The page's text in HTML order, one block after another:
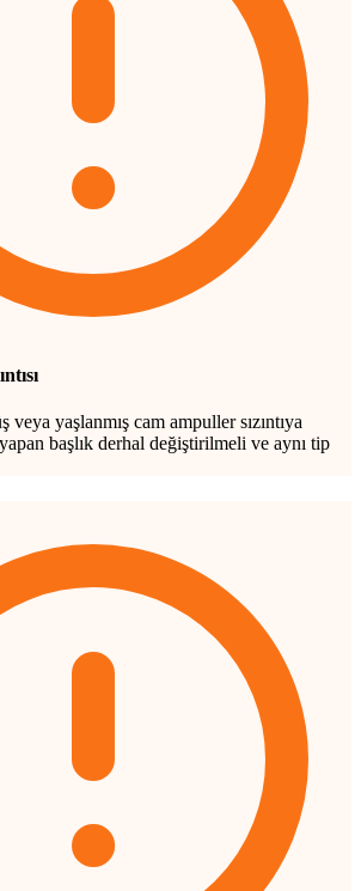
veya yaşlanmış cam ampuller sızıntıya
başlık derhal değiştirilmeli ve aynı tip